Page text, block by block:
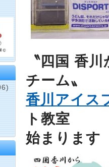
〝四国 香
チーム〟
香川アイス
ト教室
始まります